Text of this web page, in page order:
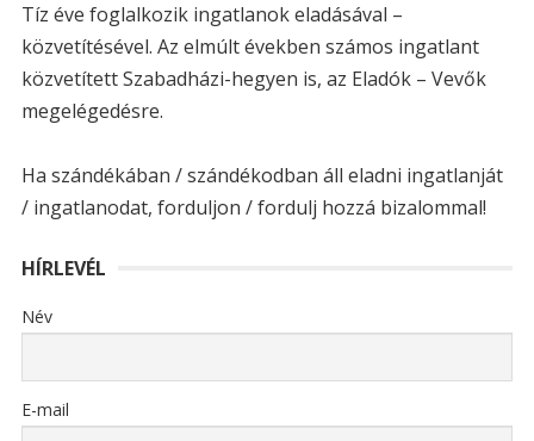
Tíz éve foglalkozik ingatlanok eladásával –
közvetítésével. Az elmúlt években számos ingatlant
közvetített Szabadházi-hegyen is, az Eladók – Vevők
megelégedésre.
Ha szándékában / szándékodban áll eladni ingatlanját
/ ingatlanodat, forduljon / fordulj hozzá bizalommal!
HÍRLEVÉL
Név
E-mail